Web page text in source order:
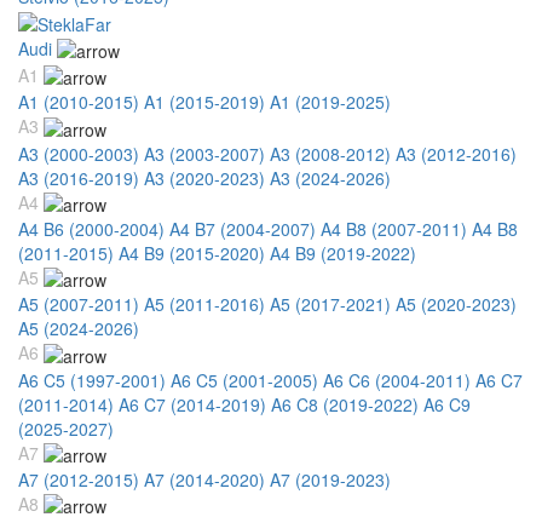
Audi
A1
A1 (2010-2015) A1 (2015-2019) A1 (2019-2025)
A3
A3 (2000-2003) A3 (2003-2007) A3 (2008-2012) A3 (2012-2016)
A3 (2016-2019) A3 (2020-2023) A3 (2024-2026)
A4
A4 B6 (2000-2004) A4 B7 (2004-2007) A4 B8 (2007-2011) A4 B8
(2011-2015) A4 B9 (2015-2020) A4 B9 (2019-2022)
A5
A5 (2007-2011) A5 (2011-2016) A5 (2017-2021) A5 (2020-2023)
A5 (2024-2026)
A6
A6 C5 (1997-2001) A6 C5 (2001-2005) A6 C6 (2004-2011) A6 C7
(2011-2014) A6 C7 (2014-2019) A6 C8 (2019-2022) A6 C9
(2025-2027)
A7
A7 (2012-2015) A7 (2014-2020) A7 (2019-2023)
A8